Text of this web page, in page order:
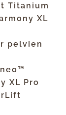
Titanium
XL
pelvien
XL Pro